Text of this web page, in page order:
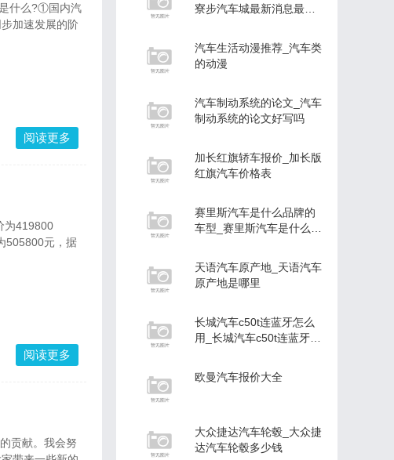
什么?①国内汽
加速发展的阶
阅读更多
为419800
505800元，据
阅读更多
寮步汽车城最新消息最新
汽车生活动漫推荐_汽车类
的动漫
汽车制动系统的论文_汽车
制动系统的论文好写吗
加长红旗轿车报价_加长版
红旗汽车价格表
赛里斯汽车是什么品牌的
车型_赛里斯汽车是什么品
天语汽车原产地_天语汽车
原产地是哪里
长城汽车c50t连蓝牙怎么
用_长城汽车c50t连蓝牙怎
欧曼汽车报价大全
大众捷达汽车轮毂_大众捷
达汽车轮毂多少钱